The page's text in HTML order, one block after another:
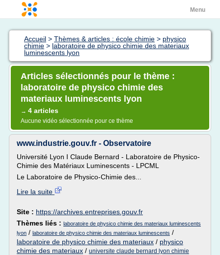
Menu
Accueil > Thèmes & articles : école chimie > physico
chimie > laboratoire de physico chimie des materiaux
luminescents lyon
Articles sélectionnés pour le thème :
laboratoire de physico chimie des
materiaux luminescents lyon
→ 4 articles
Aucune vidéo sélectionnée pour ce thème
www.industrie.gouv.fr - Observatoire
Université Lyon I Claude Bernard - Laboratoire de Physico-
Chimie des Matériaux Luminescents - LPCML
Le Laboratoire de Physico-Chimie des...
Lire la suite
Site : https://archives.entreprises.gouv.fr
Thèmes liés : laboratoire de physico chimie des materiaux luminescents
lyon / laboratoire de physico chimie des materiaux luminescents /
laboratoire de physico chimie des materiaux / physico
chimie des materiaux / universite claude bernard lyon chimie